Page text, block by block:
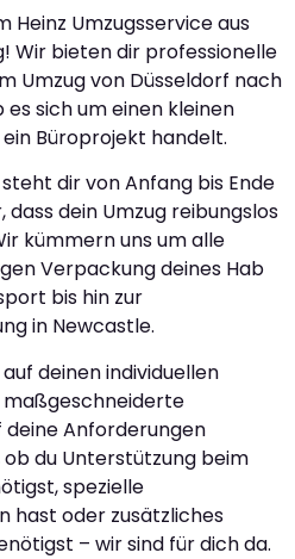
Heinz Umzugsservice aus
Wir bieten dir professionelle
Umzug von Düsseldorf nach
sich um einen kleinen
Büroprojekt handelt.
dir von Anfang bis Ende
dass dein Umzug reibungslos
kümmern uns um alle
Verpackung deines Hab
bis hin zur
in Newcastle.
deinen individuellen
maßgeschneiderte
deine Anforderungen
ob du Unterstützung beim
spezielle
hast oder zusätzliches
– wir sind für dich da.